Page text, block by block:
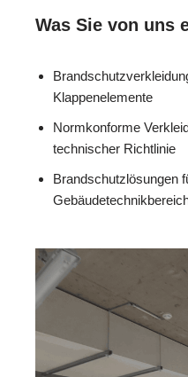
Was Sie von uns
Klappenelemente
Normkonforme
technischer Richtlinie
Brandschutzlösungen